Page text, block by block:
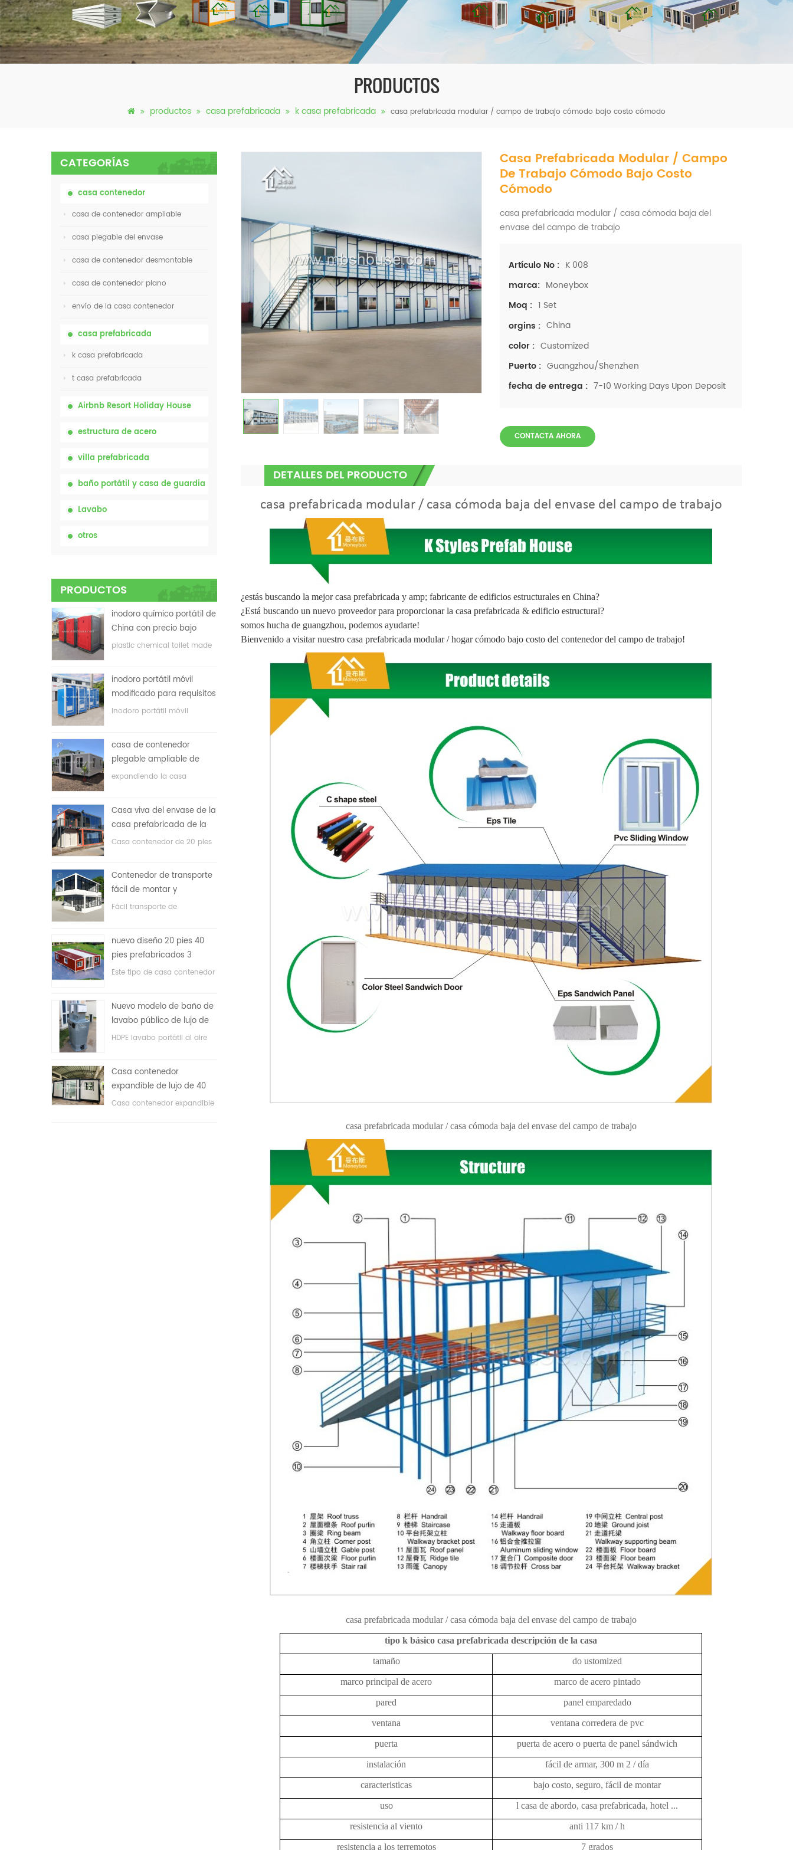
PRODUCTOS
productos casa prefabricada k casa prefabricada casa prefabricada modular / campo de trabajo cómodo bajo costo cómodo
CATEGORÍAS
casa contenedor
casa de contenedor ampliable
casa plegable del envase
casa de contenedor desmontable
casa de contenedor plano
envío de la casa contenedor
casa prefabricada
k casa prefabricada
t casa prefabricada
Airbnb Resort Holiday House
estructura de acero
villa prefabricada
baño portátil y casa de guardia
Lavabo
otros
PRODUCTOS
inodoro químico portátil de
China con precio bajo
plastic chemical toilet made
inodoro portátil móvil
modificado para requisitos
particulares barato de
inodoro portátil móvil
casa de contenedor
plegable ampliable de
bajo precio
expandiendo la casa
Casa viva del envase de la
casa prefabricada de la
prueba de fuego de los
Casa contenedor de 20 pies
Contenedor de transporte
fácil de montar y
conveniente
Fácil transporte de
nuevo diseño 20 pies 40
pies prefabricados 3
dormitorios pequeña casa
Este tipo de casa contenedor
dormitorios, un baño y con
sistema eléctrico.
Nuevo modelo de baño de
lavabo público de lujo de
plástico HDPE de doble
HDPE lavabo portátil al aire
Casa contenedor
expandible de lujo de 40
pies con tres dormitorios
Casa contenedor expandible
Casa Prefabricada Modular / Campo
De Trabajo Cómodo Bajo Costo
Cómodo
casa prefabricada modular / casa cómoda baja del
envase del campo de trabajo
Artículo No : K 008
marca: Moneybox
Moq : 1 Set
orgins : China
color : Customized
Puerto : Guangzhou/Shenzhen
fecha de entrega : 7-10 Working Days Upon Deposit
CONTACTA AHORA
DETALLES DEL PRODUCTO
casa prefabricada modular / casa cómoda baja del envase del campo de trabajo
¿estás buscando la mejor casa prefabricada y amp; fabricante de edificios estructurales en China?
¿Está buscando un nuevo proveedor para proporcionar la casa prefabricada & edificio estructural?
somos hucha de guangzhou, podemos ayudarte!
Bienvenido a visitar nuestro casa prefabricada modular / hogar cómodo bajo costo del contenedor del campo de trabajo!
casa prefabricada modular / casa cómoda baja del envase del campo de trabajo
casa prefabricada modular / casa cómoda baja del envase del campo de trabajo
tipo k básico casa prefabricada descripción de la casa
tamaño do ustomized
marco principal de acero marco de acero pintado
pared panel emparedado
ventana ventana corredera de pvc
puerta puerta de acero o puerta de panel sándwich
instalación fácil de armar, 300 m 2 / día
caracteristicas bajo costo, seguro, fácil de montar
uso l casa de abordo, casa prefabricada, hotel ...
resistencia al viento anti 117 km / h
resistencia a los terremotos 7 grados
mbshou